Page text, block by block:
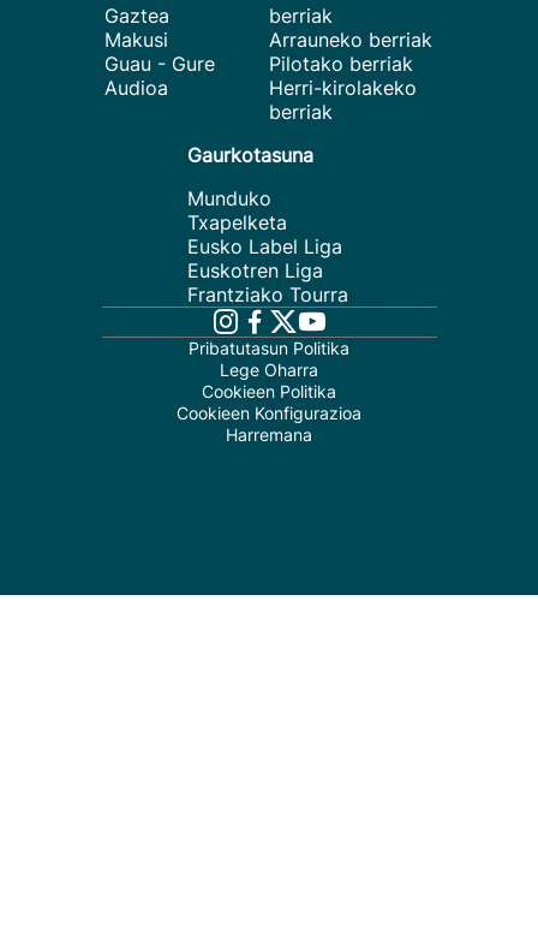
Gaztea
Makusi
Guau - Gure
Audioa
berriak
Arrauneko berriak
Pilotako berriak
Herri-kirolakeko
berriak
Gaurkotasuna
Munduko
Txapelketa
Eusko Label Liga
Euskotren Liga
Frantziako Tourra
Pribatutasun Politika
Lege Oharra
Cookieen Politika
Cookieen Konfigurazioa
Harremana